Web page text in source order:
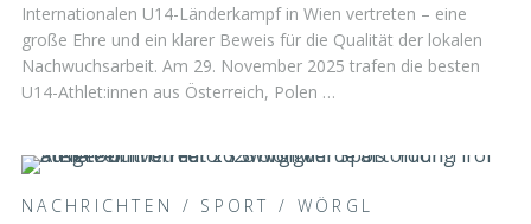
Internationalen U14-Länderkampf in Wien vertreten – eine
große Ehre und ein klarer Beweis für die Qualität der lokalen
Nachwuchsarbeit. Am 29. November 2025 trafen die besten
U14-Athlet:innen aus Österreich, Polen …
NACHRICHTEN / SPORT / WÖRGL